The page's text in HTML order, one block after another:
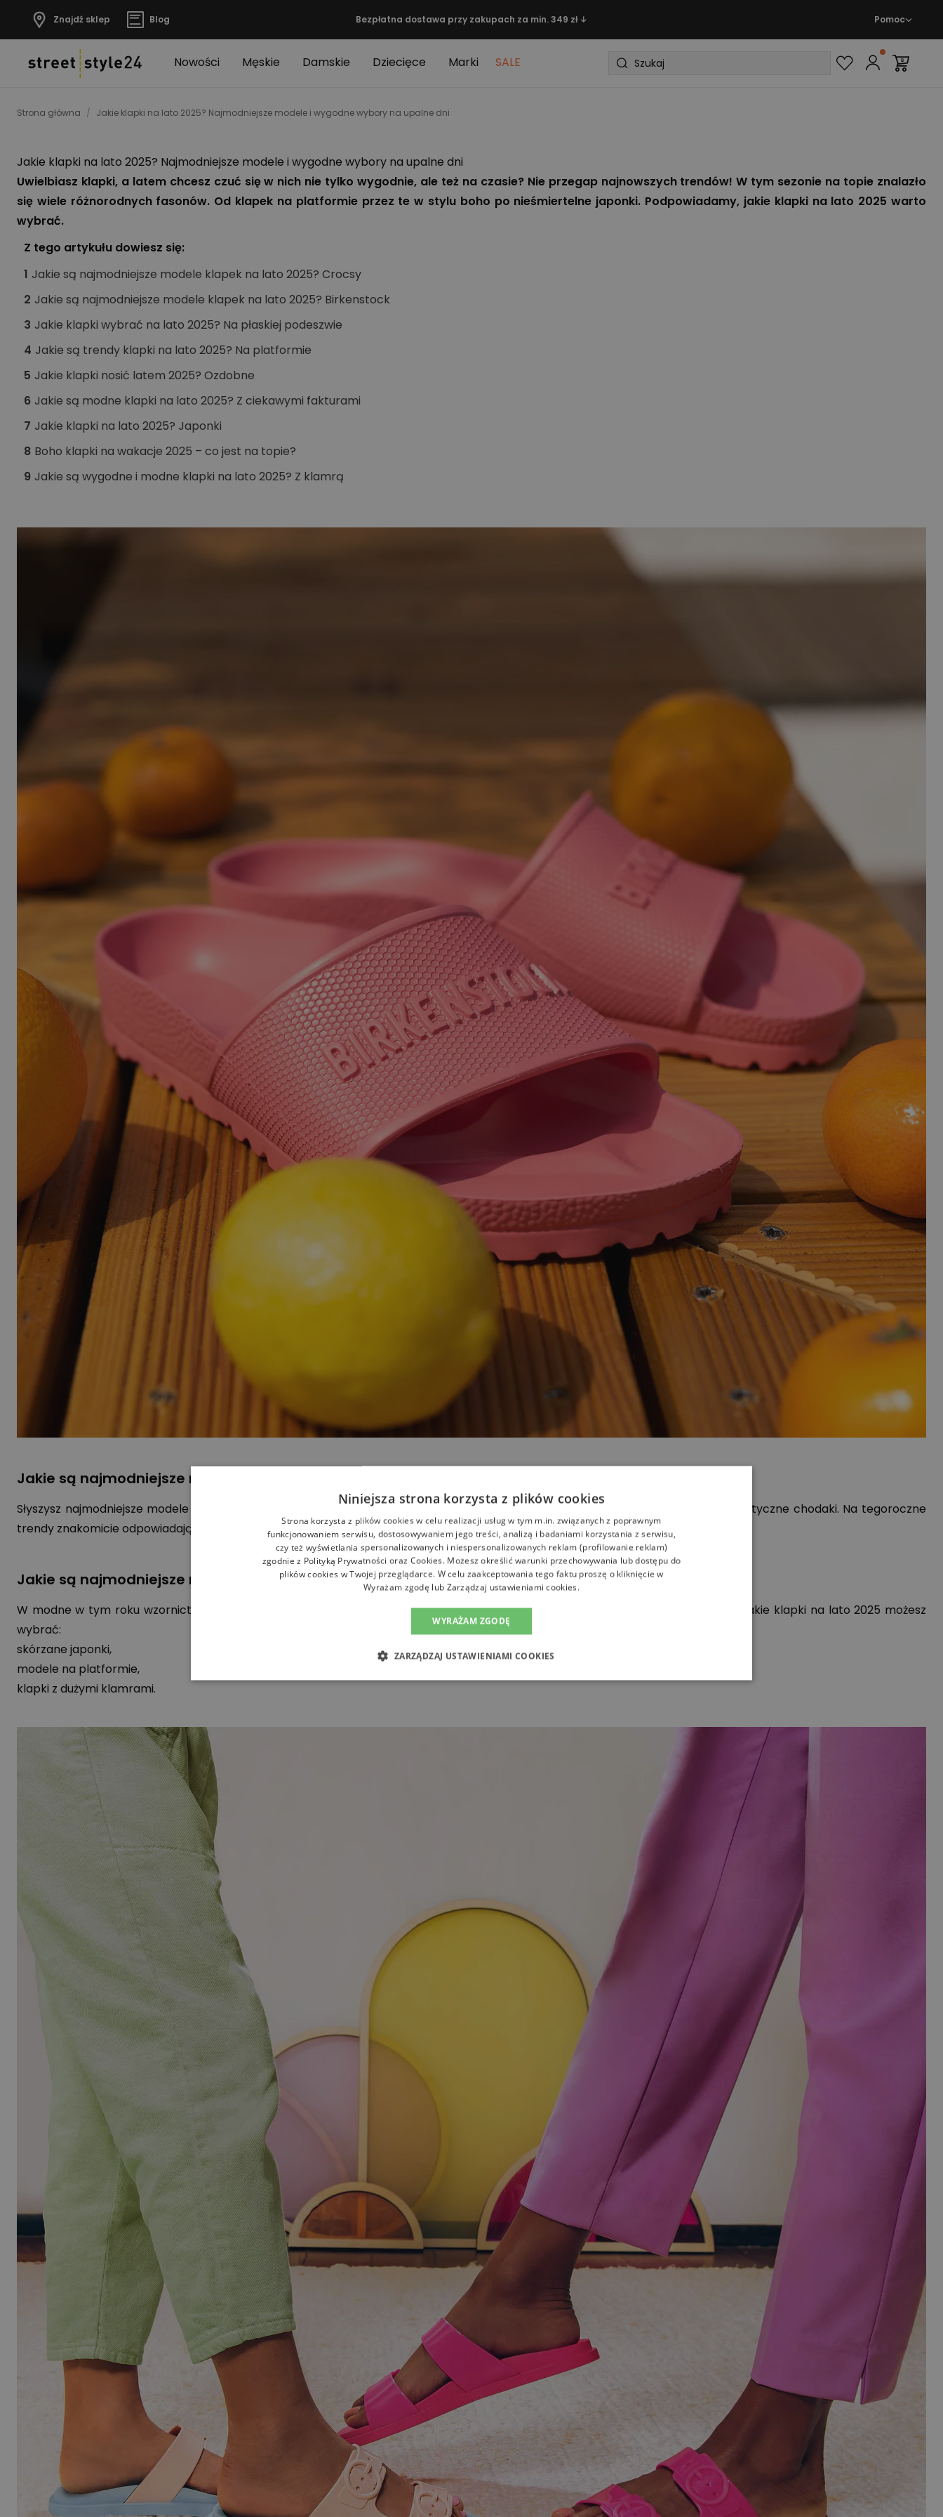
Znajdź sklep Blog Bezpłatna dostawa przy zakupach za min. 349 zł ↓ Pomoc
Nowości Męskie Damskie Dziecięce Marki SALE
Strona główna / Jakie klapki na lato 2025? Najmodniejsze modele i wygodne wybory na upalne dni
Jakie klapki na lato 2025? Najmodniejsze modele i wygodne wybory na upalne dni
Uwielbiasz klapki, a latem chcesz czuć się w nich nie tylko wygodnie, ale też na czasie? Nie przegap najnowszych trendów! W tym sezonie na topie znalazło
się wiele różnorodnych fasonów. Od klapek na platformie przez te w stylu boho po nieśmiertelne japonki. Podpowiadamy, jakie klapki na lato 2025 warto
wybrać.
Z tego artykułu dowiesz się:
1 Jakie są najmodniejsze modele klapek na lato 2025? Crocsy
2 Jakie są najmodniejsze modele klapek na lato 2025? Birkenstock
3 Jakie klapki wybrać na lato 2025? Na płaskiej podeszwie
4 Jakie są trendy klapki na lato 2025? Na platformie
5 Jakie klapki nosić latem 2025? Ozdobne
6 Jakie są modne klapki na lato 2025? Z ciekawymi fakturami
7 Jakie klapki na lato 2025? Japonki
8 Boho klapki na wakacje 2025 – co jest na topie?
9 Jakie są wygodne i modne klapki na lato 2025? Z klamrą
Jakie są najmodniejsze modele klapek na lato 2025? Crocsy
Słyszysz najmodniejsze modele klapek na lato 2025, myślisz Crocsy? Słusznie! Chociaż tym razem pora odpuścić sobie charakterystyczne chodaki. Na tegoroczne
trendy znakomicie odpowiadają japonki i
damskie klapki Crocsna platformie.
Jakie są najmodniejsze modele klapek na lato 2025? Birkenstock
W modne w tym roku wzornictwo wpisują się również uwielbiane Birkenstocki. Chcesz stworzyć z nimi garderobę na czasie? Oto, jakie klapki na lato 2025 możesz
wybrać:
skórzane japonki,
modele na platformie,
klapki z dużymi klamrami.
Niniejsza strona korzysta z plików cookies
Strona korzysta z plików cookies w celu realizacji usług w tym m.in. związanych z poprawnym
funkcjonowaniem serwisu, dostosowywaniem jego treści, analizą i badaniami korzystania z serwisu,
czy też wyświetlania spersonalizowanych i niespersonalizowanych reklam (profilowanie reklam)
zgodnie z Polityką Prywatności oraz Cookies. Możesz określić warunki przechowywania lub dostępu do
plików cookies w Twojej przeglądarce. W celu zaakceptowania tego faktu proszę o kliknięcie w
Wyrażam zgodę lub Zarządzaj ustawieniami cookies.
WYRAŻAM ZGODĘ
ZARZĄDZAJ USTAWIENIAMI COOKIES